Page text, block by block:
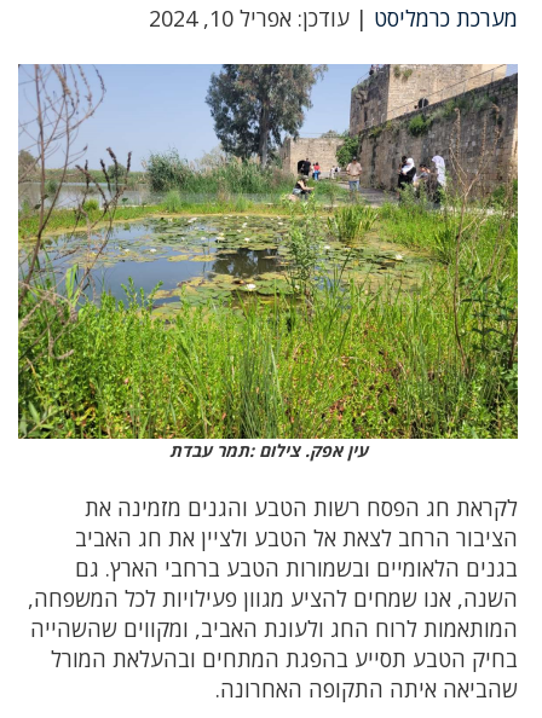
מערכת כרמליסט | עודכן: אפריל 10, 2024
עין אפק. צילום :תמר עבדת
לקראת חג הפסח רשות הטבע והגנים מזמינה את
הציבור הרחב לצאת אל הטבע ולציין את חג האביב
בגנים הלאומיים ובשמורות הטבע ברחבי הארץ. גם
השנה, אנו שמחים להציע מגוון פעילויות לכל המשפחה,
המותאמות לרוח החג ולעונת האביב, ומקווים שהשהייה
בחיק הטבע תסייע בהפגת המתחים ובהעלאת המורל
שהביאה איתה התקופה האחרונה.